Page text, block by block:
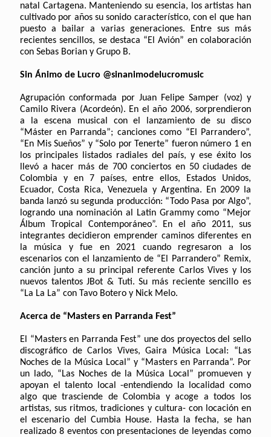
natal Cartagena. Manteniendo su esencia, los artistas han
cultivado por años su sonido característico, con el que han
puesto a bailar a varias generaciones. Entre sus más
recientes sencillos, se destaca “El Avión” en colaboración
con Sebas Borian y Grupo B.
Sin Ánimo de Lucro @sinanimodelucromusic
Agrupación conformada por Juan Felipe Samper (voz) y
Camilo Rivera (Acordeón). En el año 2006, sorprendieron
a la escena musical con el lanzamiento de su disco
“Máster en Parranda”; canciones como “El Parrandero”,
“En Mis Sueños” y “Solo por Tenerte” fueron número 1 en
los principales listados radiales del país, y ese éxito los
llevó a hacer más de 700 conciertos en 50 ciudades de
Colombia y en 7 países, entre ellos, Estados Unidos,
Ecuador, Costa Rica, Venezuela y Argentina. En 2009 la
banda lanzó su segunda producción: “Todo Pasa por Algo”,
logrando una nominación al Latin Grammy como “Mejor
Álbum Tropical Contemporáneo”. En el año 2011, sus
integrantes decidieron emprender caminos diferentes en
la música y fue en 2021 cuando regresaron a los
escenarios con el lanzamiento de “El Parrandero” Remix,
canción junto a su principal referente Carlos Vives y los
nuevos talentos JBot & Tuti. Su más reciente sencillo es
“La La La” con Tavo Botero y Nick Melo.
Acerca de “Masters en Parranda Fest”
El “Masters en Parranda Fest” une dos proyectos del sello
discográfico de Carlos Vives, Gaira Música Local: “Las
Noches de la Música Local” y “Masters en Parranda”. Por
un lado, “Las Noches de la Música Local” promueven y
apoyan el talento local -entendiendo la localidad como
algo que trasciende de Colombia y acoge a todos los
artistas, sus ritmos, tradiciones y cultura- con locación en
el escenario del Cumbia House. Hasta la fecha, se han
realizado 8 eventos con presentaciones de leyendas como